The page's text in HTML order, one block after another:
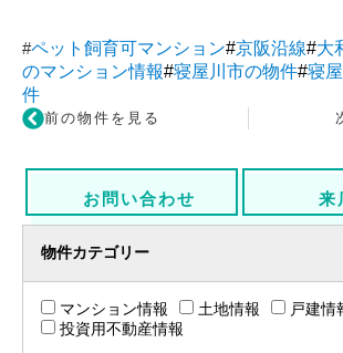
#ペット飼育可マンション#京阪沿線#大
のマンション情報#寝屋川市の物件#寝
件
前の物件を見る
お問い合わせ 来
物件カテゴリー
マンション情報 土地情報
戸建情
投資用不動産情報